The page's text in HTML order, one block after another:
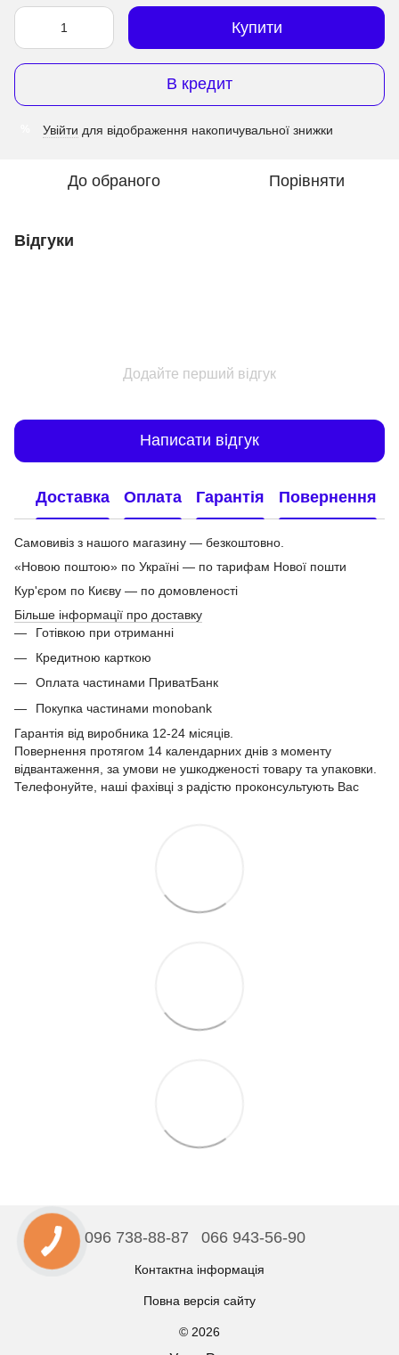
Купити
В кредит
Увійти для відображення накопичувальної знижки
До обраного Порівняти
Відгуки
Додайте перший відгук
Написати відгук
Доставка Оплата Гарантія Повернення
Самовивіз з нашого магазину — безкоштовно.
«Новою поштою» по Україні — по тарифам Нової пошти
Кур'єром по Києву — по домовленості
Більше інформації про доставку
Готівкою при отриманні
Кредитною карткою
Оплата частинами ПриватБанк
Покупка частинами monobank
Гарантія від виробника 12-24 місяців.
Повернення протягом 14 календарних днів з моменту
відвантаження, за умови не ушкодженості товару та упаковки.
Телефонуйте, наші фахівці з радістю проконсультують Вас
096 738-88-87 066 943-56-90
Контактна інформація
Повна версія сайту
© 2026